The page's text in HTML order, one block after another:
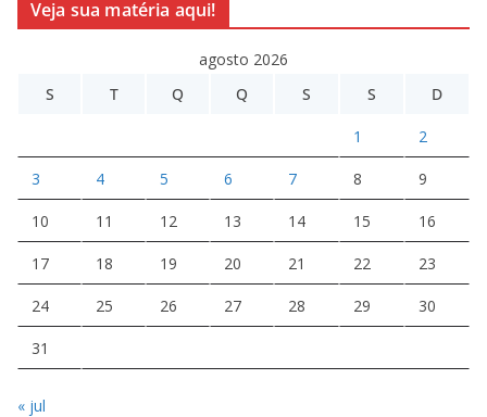
Veja sua matéria aqui!
agosto 2026
S
T Q Q S S D
1 2
3 4 5 6 7 8 9
10 11 12 13 14 15 16
17 18 19 20 21 22 23
24 25 26 27 28 29 30
31
« jul